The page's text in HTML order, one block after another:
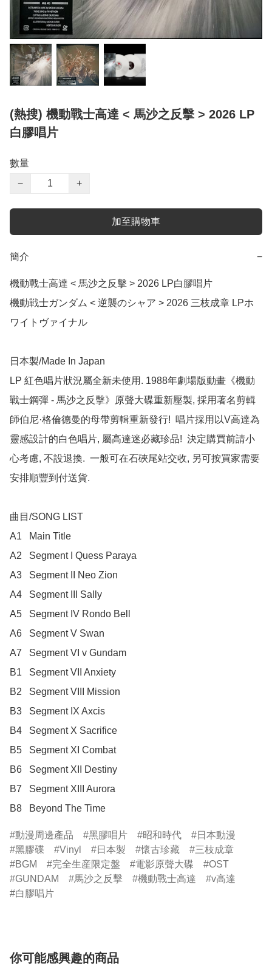
(熱搜) 機動戰士高達 < 馬沙之反擊 > 2026 LP
白膠唱片
數量
−
+
加至購物車
簡介 −
機動戰士高達 < 馬沙之反擊 > 2026 LP白膠唱片
機動戦士ガンダム < 逆襲のシャア > 2026 三枝成章 LPホ
ワイトヴァイナル
日本製/Made In Japan
LP 紅色唱片狀況屬全新未使用. 1988年劇場版動畫《機動
戰士鋼彈 - 馬沙之反擊》原聲大碟重新壓製, 採用著名剪輯
師伯尼·格倫德曼的母帶剪輯重新發行!  唱片採用以V高達為
靈感設計的白色唱片, 屬高達迷必藏珍品!  決定購買前請小
心考慮, 不設退換.  一般可在石硤尾站交收, 另可按買家需要
安排順豐到付送貨.
曲目/SONG LIST
A1	Main Title
A2	Segment I Quess Paraya
A3	Segment II Neo Zion
A4	Segment III Sally
A5	Segment IV Rondo Bell
A6	Segment V Swan
A7	Segment VI v Gundam
B1	Segment VII Anxiety
B2	Segment VIII Mission
B3	Segment IX Axcis
B4	Segment X Sacrifice
B5	Segment XI Combat
B6	Segment XII Destiny
B7	Segment XIII Aurora
B8	Beyond The Time
動漫周邊產品 黑膠唱片 昭和時代
日本動漫
黑膠碟
Vinyl 日本製 懷古珍藏
三枝成章
BGM
完全生産限定盤 電影原聲大碟
OST
GUNDAM
馬沙之反擊 機動戰士高達
v高達
白膠唱片
你可能感興趣的商品